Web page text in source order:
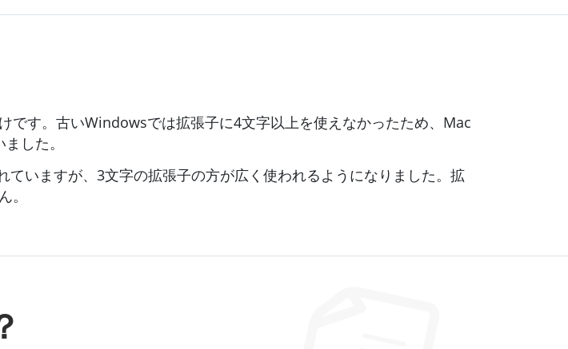
です。古いWindowsでは拡張子に4文字以上を使えなかったため、Mac
した。
いますが、3文字の拡張子の方が広く使われるようになりました。拡
。